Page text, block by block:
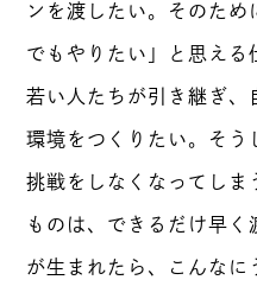
ンを渡したい。そのため
でもやりたい」と思える
若い人たちが引き継ぎ、
環境をつくりたい。そう
挑戦をしなくなってしま
ものは、できるだけ早
が生まれたら、こんなに